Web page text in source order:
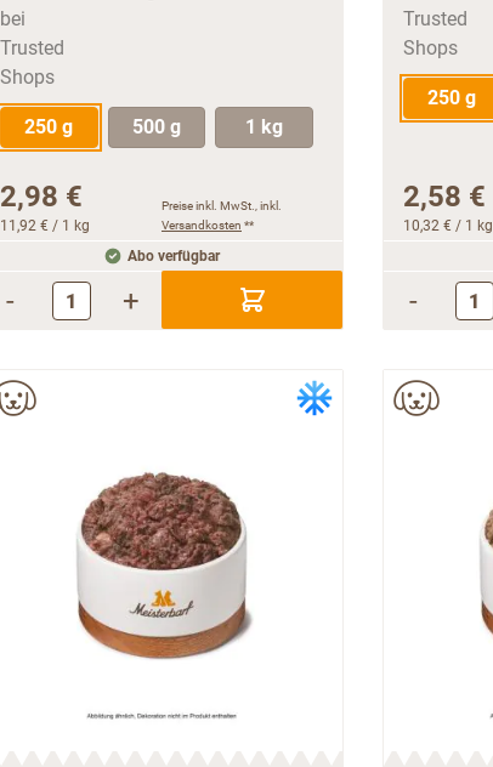
250 g 500 g 1 kg
2,98 €
11,92 € / 1 kg
Preise inkl. MwSt., inkl.
Versandkosten **
Abo verfügbar
- +
250 g
2,58 €
10,32 € / 1 kg
-